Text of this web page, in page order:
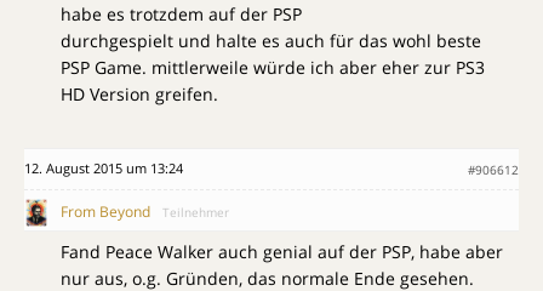
habe es trotzdem auf der PSP
durchgespielt und halte es auch für das wohl beste
PSP Game. mittlerweile würde ich aber eher zur PS3
HD Version greifen.
12. August 2015 um 13:24 #906612
From Beyond Teilnehmer
Fand Peace Walker auch genial auf der PSP, habe aber
nur aus, o.g. Gründen, das normale Ende gesehen.